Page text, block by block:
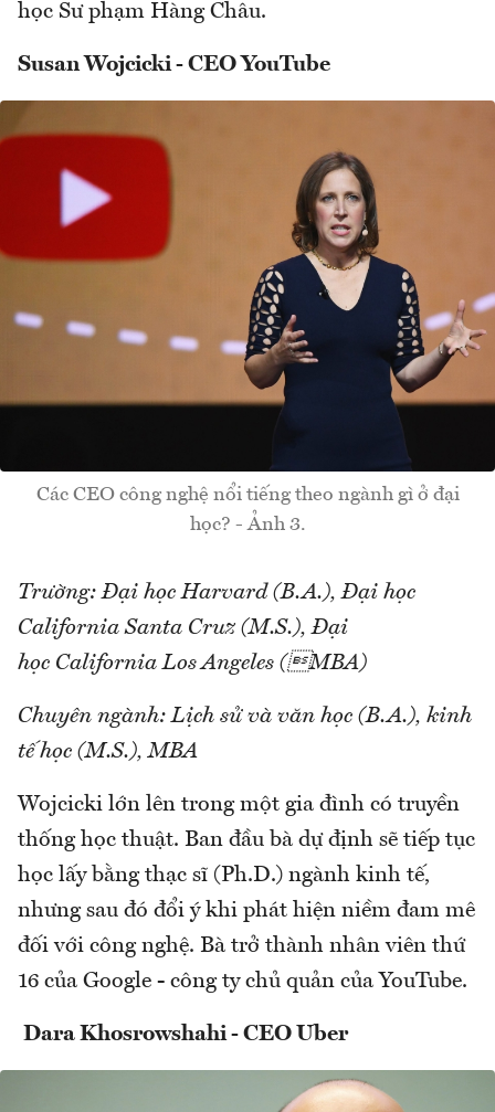
học Sư phạm Hàng Châu.
Susan Wojcicki - CEO YouTube
Các CEO công nghệ nổi tiếng theo ngành gì ở đại
học? - Ảnh 3.
Trường: Đại học Harvard (B.A.), Đại học
California Santa Cruz (M.S.), Đại
học California Los Angeles (MBA)
Chuyên ngành: Lịch sử và văn học (B.A.), kinh
tế học (M.S.), MBA
Wojcicki lớn lên trong một gia đình có truyền
thống học thuật. Ban đầu bà dự định sẽ tiếp tục
học lấy bằng thạc sĩ (Ph.D.) ngành kinh tế,
nhưng sau đó đổi ý khi phát hiện niềm đam mê
đối với công nghệ. Bà trở thành nhân viên thứ
16 của Google - công ty chủ quản của YouTube.
Dara Khosrowshahi - CEO Uber